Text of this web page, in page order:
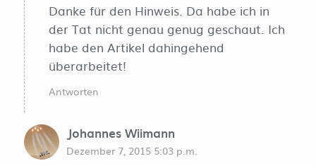
Danke für den Hinweis. Da habe ich in
der Tat nicht genau genug geschaut. Ich
habe den Artikel dahingehend
überarbeitet!
Antworten
Johannes Wiimann
Dezember 7, 2015 5:03 p.m.